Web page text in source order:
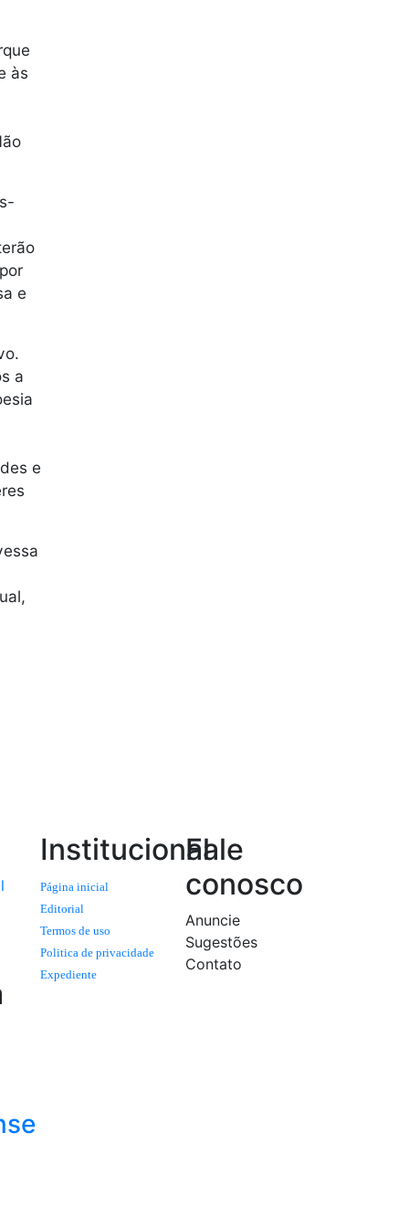
às
e
a
e
Institucional
Página inicial
Editorial
Termos de uso
Politica de privacidade
Expediente
Fale
conosco
Anuncie
Sugestões
Contato